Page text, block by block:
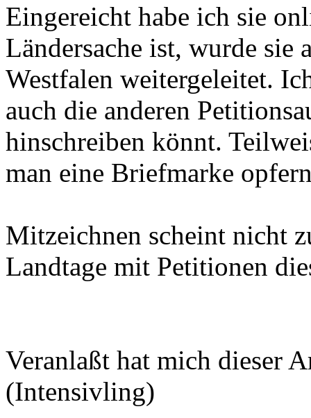
Eingereicht habe ich sie
Ländersache ist, wurde sie
Westfalen weitergeleitet.
auch die anderen
hinschreiben könnt.
man eine Briefmarke
Mitzeichnen scheint nicht
Landtage mit Petitionen
Veranlaßt hat mich dieser
(Intensivling)